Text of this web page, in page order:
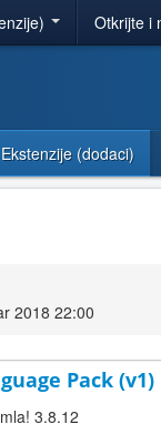
Otkrijte i
Ekstenzije (dodaci)
2018 22:00
Pack (v1)
3.8.12